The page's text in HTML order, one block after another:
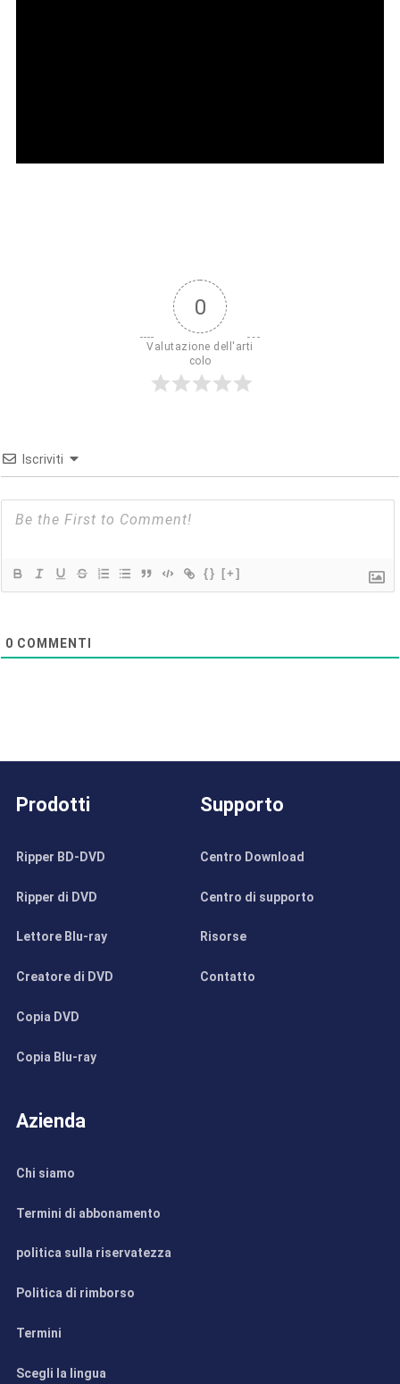
0
Valutazione dell'arti
colo
Iscriviti
{} [+]
0 COMMENTI
Prodotti
Ripper BD-DVD
Ripper di DVD
Lettore Blu-ray
Creatore di DVD
Copia DVD
Copia Blu-ray
Supporto
Centro Download
Centro di supporto
Risorse
Contatto
Azienda
Chi siamo
Termini di abbonamento
politica sulla riservatezza
Politica di rimborso
Termini
Scegli la lingua